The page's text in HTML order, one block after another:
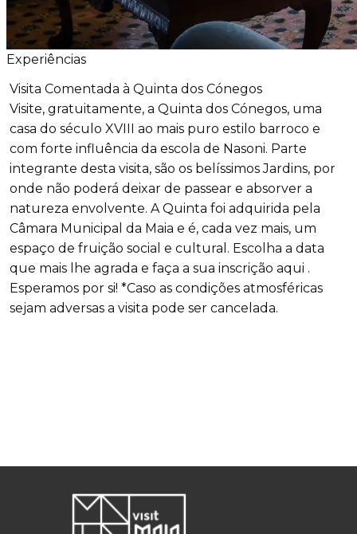
Experiências
Visita Comentada à Quinta dos Cónegos
Visite, gratuitamente, a Quinta dos Cónegos, uma
casa do século XVIII ao mais puro estilo barroco e
com forte influência da escola de Nasoni. Parte
integrante desta visita, são os belíssimos Jardins, por
onde não poderá deixar de passear e absorver a
natureza envolvente. A Quinta foi adquirida pela
Câmara Municipal da Maia e é, cada vez mais, um
espaço de fruição social e cultural. Escolha a data
que mais lhe agrada e faça a sua inscrição aqui .
Esperamos por si! *Caso as condições atmosféricas
sejam adversas a visita pode ser cancelada.